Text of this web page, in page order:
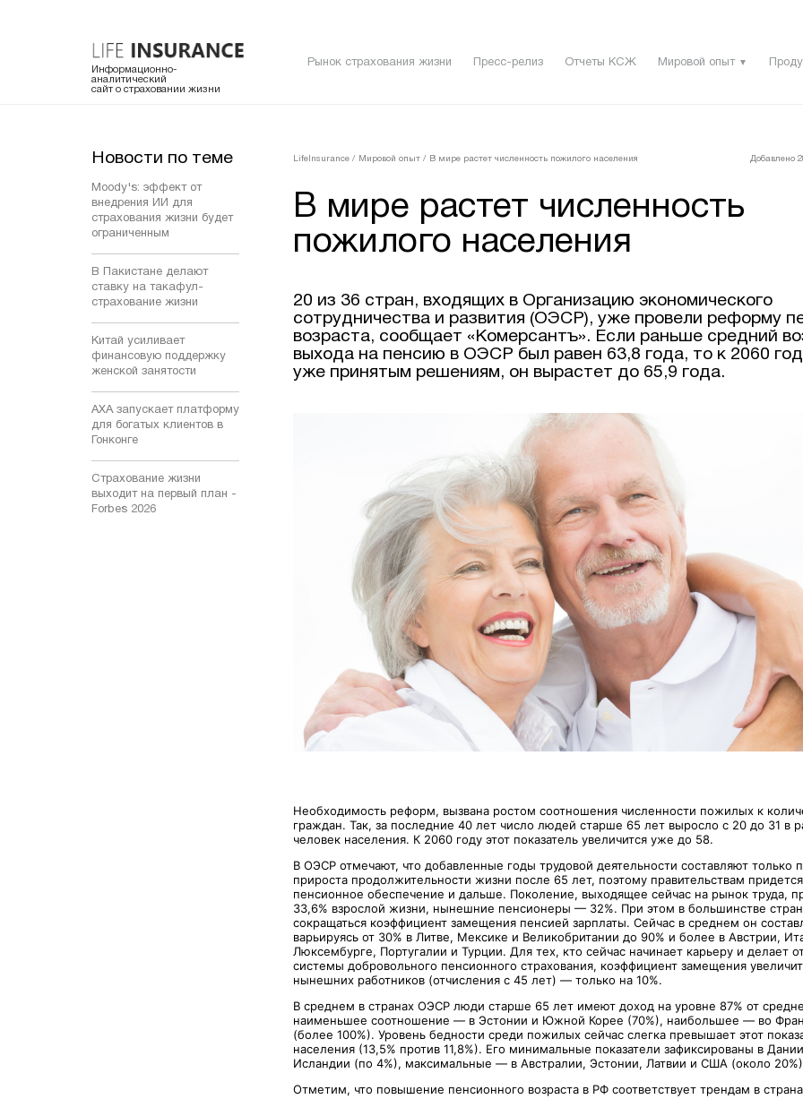
Информационно-
аналитический
сайт о страховании жизни
Рынок страхования жизни Пресс-релиз Отчеты КСЖ Мировой опыт ▼
Новости по теме
Moody's: эффект от
внедрения ИИ для
страхования жизни будет
ограниченным
В Пакистане делают
ставку на такафул-
страхование жизни
Китай усиливает
финансовую поддержку
женской занятости
AXA запускает платформу
для богатых клиентов в
Гонконге
Страхование жизни
выходит на первый план -
Forbes 2026
LifeInsurance / Мировой опыт / В мире растет численность пожилого населения Добавлено
В мире растет численность
пожилого населения
20 из 36 стран, входящих в Организацию экономического
сотрудничества и развития (ОЭСР), уже провели реформу
возраста, сообщает «Комерсантъ». Если раньше средний
выхода на пенсию в ОЭСР был равен 63,8 года, то к 2060
уже принятым решениям, он вырастет до 65,9 года.
Необходимость реформ, вызвана ростом соотношения численности пожилых к
граждан. Так, за последние 40 лет число людей старше 65 лет выросло с 20 до 31 в
человек населения. К 2060 году этот показатель увеличится уже до 58.
В ОЭСР отмечают, что добавленные годы трудовой деятельности составляют только
прироста продолжительности жизни после 65 лет, поэтому правительствам
пенсионное обеспечение и дальше. Поколение, выходящее сейчас на рынок труда,
33,6% взрослой жизни, нынешние пенсионеры — 32%. При этом в большинстве
сокращаться коэффициент замещения пенсией зарплаты. Сейчас в среднем он
варьируясь от 30% в Литве, Мексике и Великобритании до 90% и более в Австрии,
Люксембурге, Португалии и Турции. Для тех, кто сейчас начинает карьеру и делает
системы добровольного пенсионного страхования, коэффициент замещения
нынешних работников (отчисления с 45 лет) — только на 10%.
В среднем в странах ОЭСР люди старше 65 лет имеют доход на уровне 87% от
наименьшее соотношение — в Эстонии и Южной Корее (70%), наибольшее — во
(более 100%). Уровень бедности среди пожилых сейчас слегка превышает этот
населения (13,5% против 11,8%). Его минимальные показатели зафиксированы в
Исландии (по 4%), максимальные — в Австралии, Эстонии, Латвии и США (около
Отметим, что повышение пенсионного возраста в РФ соответствует трендам в